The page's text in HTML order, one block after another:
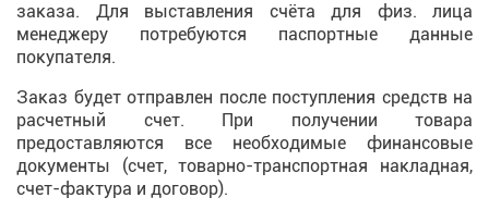
заказа. Для выставления счёта для физ. лица
менеджеру потребуются паспортные данные
покупателя.
Заказ будет отправлен после поступления средств на
расчетный счет. При получении товара
предоставляются все необходимые финансовые
документы (счет, товарно-транспортная накладная,
счет-фактура и договор).